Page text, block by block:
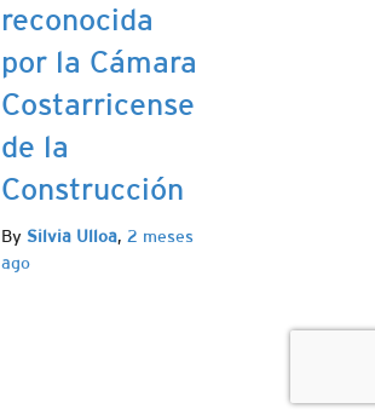
reconocida
por la Cámara
Costarricense
de la
Construcción
By Silvia Ulloa, 2 meses
ago